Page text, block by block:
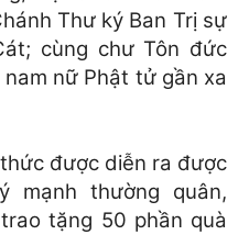
Thư ký Ban Trị sự
cùng chư Tôn đức
nữ Phật tử gần xa
được diễn ra được
mạnh thường quân,
tặng 50 phần quà